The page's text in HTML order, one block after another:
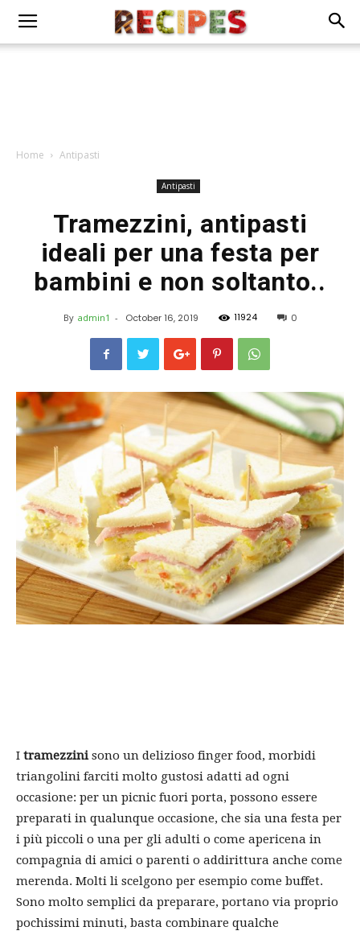
Home Antipasti
Antipasti
Tramezzini, antipasti
ideali per una festa per
bambini e non soltanto..
By admin1 - October 16, 2019 11924 0
I tramezzinisono un delizioso finger food, morbidi
triangolini farciti molto gustosi adatti ad ogni
occasione: per un picnic fuori porta, possono essere
preparati in qualunque occasione, che sia una festa per
i più piccoli o una per gli adulti o come apericena in
compagnia di amici o parenti o addirittura anche come
merenda. Molti li scelgono per esempio come buffet.
Sono molto semplici da preparare, portano via proprio
pochissimi minuti, basta combinare qualche